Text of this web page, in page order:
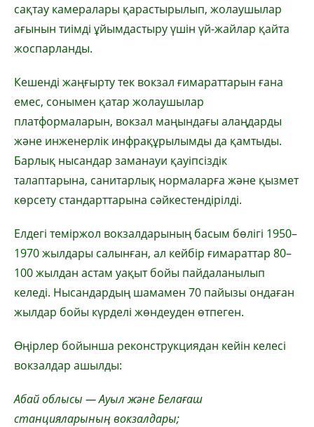
сақтау камералары қарастырылып, жолаушылар
ағынын тиімді ұйымдастыру үшін үй-жайлар қайта
жоспарланды.
Кешенді жаңғырту тек вокзал ғимараттарын ғана
емес, сонымен қатар жолаушылар
платформаларын, вокзал маңындағы алаңдарды
және инженерлік инфрақұрылымды да қамтыды.
Барлық нысандар заманауи қауіпсіздік
талаптарына, санитарлық нормаларға және қызмет
көрсету стандарттарына сәйкестендірілді.
Елдегі теміржол вокзалдарының басым бөлігі 1950–
1970 жылдары салынған, ал кейбір ғимараттар 80–
100 жылдан астам уақыт бойы пайдаланылып
келеді. Нысандардың шамамен 70 пайызы ондаған
жылдар бойы күрделі жөндеуден өтпеген.
Өңірлер бойынша реконструкциядан кейін келесі
вокзалдар ашылды:
Абай облысы — Ауыл және Белағаш
станцияларының вокзалдары;